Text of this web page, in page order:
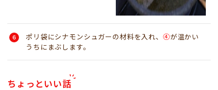
ポリ袋にシナモンシュガーの材料を入れ、 ④が温かい
うちにまぶします。
ちょっといい話